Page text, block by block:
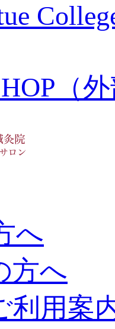
（
へ
方へ
利用案